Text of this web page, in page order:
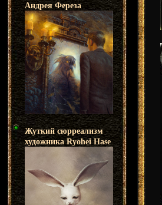
Андрея Фереза
Жуткий сюрреализм
художника Ryohei Hase